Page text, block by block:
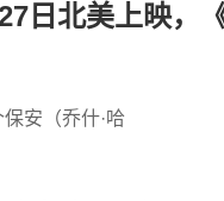
日北美上映，
安（乔什·哈